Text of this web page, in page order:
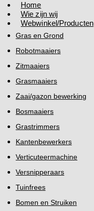
Home
Wie zijn wij
Webwinkel/Producten
Gras en Grond
Robotmaaiers
Zitmaaiers
Grasmaaiers
Zaai/gazon bewerking
Bosmaaiers
Grastrimmers
Kantenbewerkers
Verticuteermachine
Versnipperaars
Tuinfrees
Bomen en Struiken